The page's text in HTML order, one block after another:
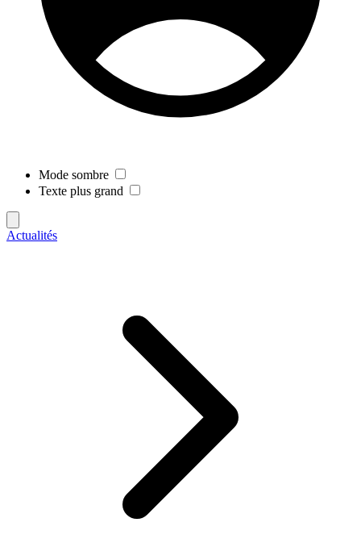
Mode sombre
Texte plus grand
Actualités